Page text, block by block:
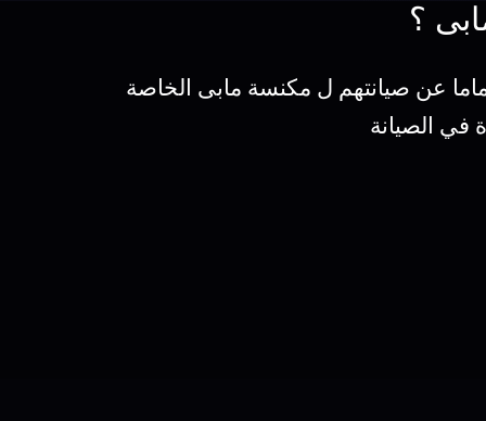
؟
عن صيانتهم ل مكنسة مابى الخاصة
في الصيانة